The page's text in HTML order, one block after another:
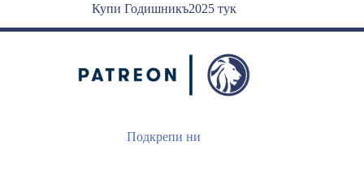
Купи Годишникъ2025 тук
Подкрепи ни